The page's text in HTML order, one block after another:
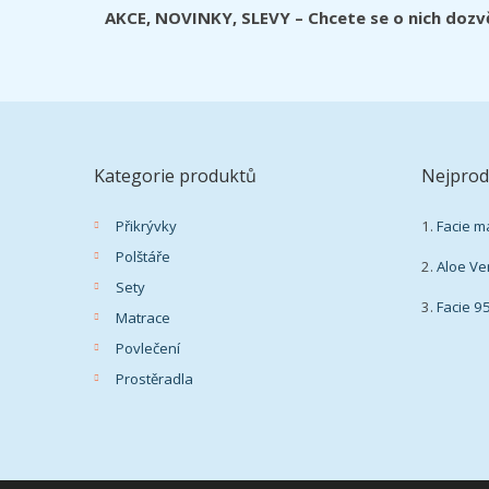
AKCE, NOVINKY, SLEVY – Chcete se o nich
Kategorie produktů
Přikrývky
Polštáře
Sety
Matrace
Povlečení
Prostěradla
1.Facie
2.Aloe
3.Facie